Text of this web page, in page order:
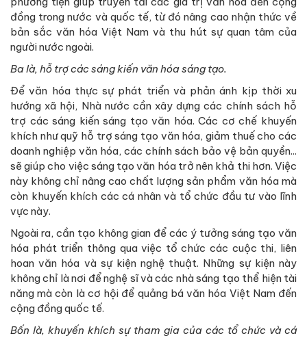
đồng trong nước và quốc tế, từ đó nâng cao nhận thức về
bản sắc văn hóa Việt Nam và thu hút sự quan tâm của
người nước ngoài.
Ba là, hỗ trợ các sáng kiến văn hóa sáng tạo.
Để văn hóa thực sự phát triển và phản ánh kịp thời xu
hướng xã hội, Nhà nước cần xây dựng các chính sách hỗ
trợ các sáng kiến sáng tạo văn hóa. Các cơ chế khuyến
khích như quỹ hỗ trợ sáng tạo văn hóa, giảm thuế cho các
doanh nghiệp văn hóa, các chính sách bảo vệ bản quyền...
sẽ giúp cho việc sáng tạo văn hóa trở nên khả thi hơn. Việc
này không chỉ nâng cao chất lượng sản phẩm văn hóa mà
còn khuyến khích các cá nhân và tổ chức đầu tư vào lĩnh
vực này.
Ngoài ra, cần tạo không gian để các ý tưởng sáng tạo văn
hóa phát triển thông qua việc tổ chức các cuộc thi, liên
hoan văn hóa và sự kiện nghệ thuật. Những sự kiện này
không chỉ là nơi để nghệ sĩ và các nhà sáng tạo thể hiện tài
năng mà còn là cơ hội để quảng bá văn hóa Việt Nam đến
cộng đồng quốc tế.
Bốn là, khuyến khích sự tham gia của các tổ chức và cá